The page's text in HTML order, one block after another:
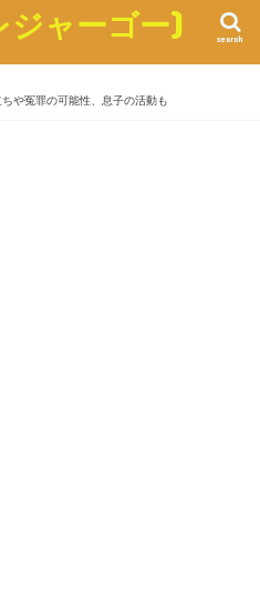
ジャーゴー) search
や冤罪の可能性、息子の活動も